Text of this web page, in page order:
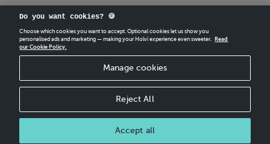
CREATEYOUR OWN HOLVI ONLINE STORE IN MINUTES.
Do you want cookies? 🍪
Choose which cookies you want to accept. Optional cookies let us show you
personalised ads and marketing — making your Holvi experience even sweeter.
Read
our Cookie Policy.
Manage cookies
Reject All
Accept all